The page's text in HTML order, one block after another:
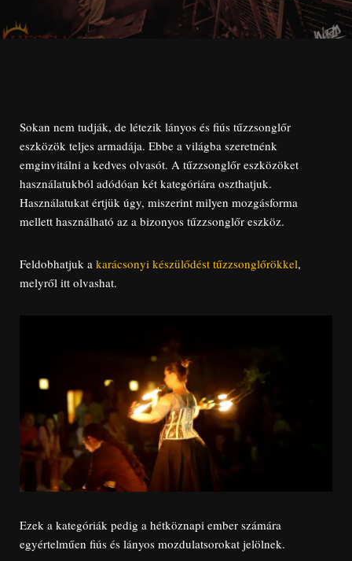
Sokan nem tudják, de létezik lányos és fiús tűzzsonglőr
eszközök teljes armadája. Ebbe a világba szeretnénk
emginvitálni a kedves olvasót. A tűzzsonglőr eszközöket
használatukból adódóan két kategóriára oszthatjuk.
Használatukat értjük úgy, miszerint milyen mozgásforma
mellett használható az a bizonyos tűzzsonglőr eszköz.
Feldobhatjuk a karácsonyi készülődést tűzzsonglőrökkel,
melyről itt olvashat.
Ezek a kategóriák pedig a hétköznapi ember számára
egyértelműen fiús és lányos mozdulatsorokat jelölnek.